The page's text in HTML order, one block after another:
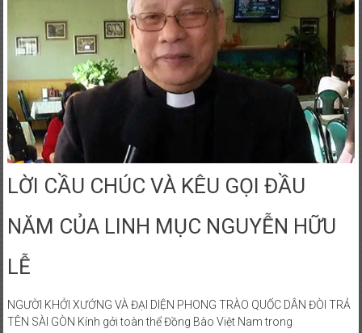
LỜI CẦU CHÚC VÀ KÊU GỌI ĐẦU
NĂM CỦA LINH MỤC NGUYỄN HỮU
LỄ
NGƯỜI KHỞI XƯỚNG VÀ ĐẠI DIỆN PHONG TRÀO QUỐC DÂN ĐÒI TRẢ
TÊN SÀI GÒN Kính gởi toàn thể Đồng Bào Việt Nam trong